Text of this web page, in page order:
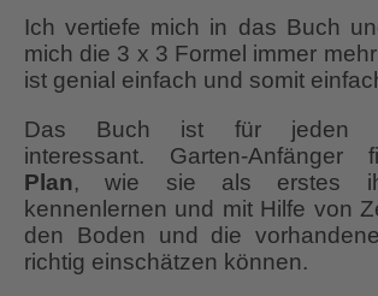
Ich vertiefe mich in das Buch
mich die 3 x 3 Formel immer
ist genial einfach und somit
Das Buch ist für jeden
interessant. Garten-Anfänger
Plan, wie sie als erstes
kennenlernen und mit Hilfe von
den Boden und die
richtig einschätzen können.